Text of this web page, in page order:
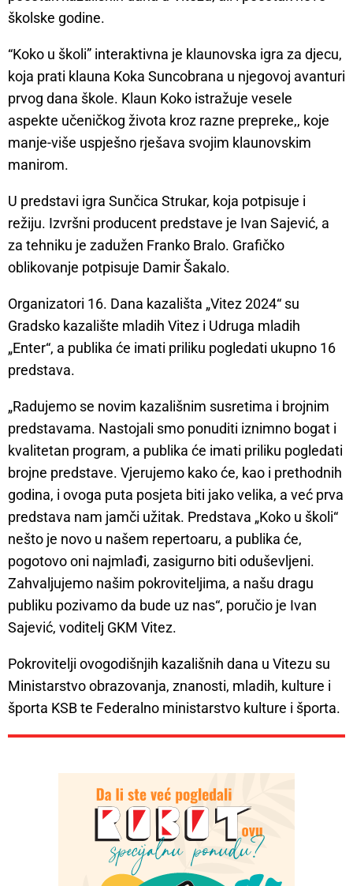
školske godine.
“Koko u školi” interaktivna je klaunovska igra za djecu,
koja prati klauna Koka Suncobrana u njegovoj avanturi
prvog dana škole. Klaun Koko istražuje vesele
aspekte učeničkog života kroz razne prepreke,, koje
manje-više uspješno rješava svojim klaunovskim
manirom.
U predstavi igra Sunčica Strukar, koja potpisuje i
režiju. Izvršni producent predstave je Ivan Sajević, a
za tehniku je zadužen Franko Bralo. Grafičko
oblikovanje potpisuje Damir Šakalo.
Organizatori 16. Dana kazališta „Vitez 2024“ su
Gradsko kazalište mladih Vitez i Udruga mladih
„Enter“, a publika će imati priliku pogledati ukupno 16
predstava.
„Radujemo se novim kazališnim susretima i brojnim
predstavama. Nastojali smo ponuditi iznimno bogat i
kvalitetan program, a publika će imati priliku pogledati
brojne predstave. Vjerujemo kako će, kao i prethodnih
godina, i ovoga puta posjeta biti jako velika, a već prva
predstava nam jamči užitak. Predstava „Koko u školi“
nešto je novo u našem repertoaru, a publika će,
pogotovo oni najmlađi, zasigurno biti oduševljeni.
Zahvaljujemo našim pokroviteljima, a našu dragu
publiku pozivamo da bude uz nas“, poručio je Ivan
Sajević, voditelj GKM Vitez.
Pokrovitelji ovogodišnjih kazališnih dana u Vitezu su
Ministarstvo obrazovanja, znanosti, mladih, kulture i
športa KSB te Federalno ministarstvo kulture i športa.